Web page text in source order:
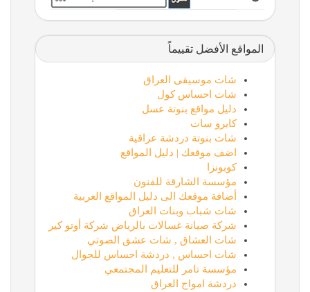
المواقع الأفضل تقييماً
شات موسيقى العراق
شات احساس كول
دليل مواقع بنوتة عسل
كايرو سات
شات بنوتة دردشة عراقية
اضف موقعك | دليل المواقع
كوبونزا
مؤسسة الشارقة للفنون
أضافة موقعك الى دليل المواقع العربية
شات شباب وبنات العراق
شركة صيانة غسالات بالرياض شركة أوتو كير
شات العشاق , شات عشق الصوتي
شات احساس , دردشة احساس للجوال
مؤسسة تامر للتعليم المجتمعي
دردشة امواج العراق